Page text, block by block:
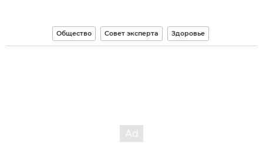
Общество Совет эксперта Здоровье